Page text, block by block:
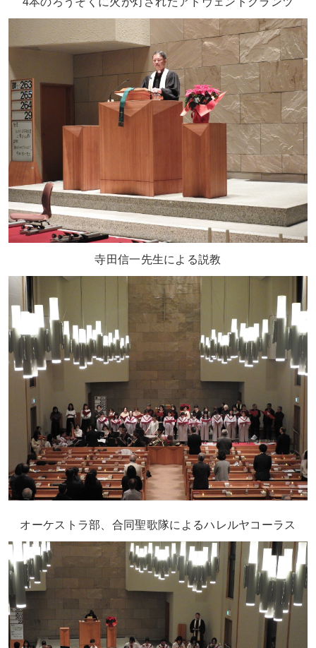
寺田信一先生による説教
オーケストラ部、合同聖歌隊によるハレルヤコーラス